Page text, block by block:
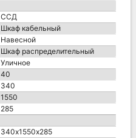
ССД
Шкаф кабельный
Навесной
Шкаф распределительный
Уличное
40
340
1550
285
340х1550х285